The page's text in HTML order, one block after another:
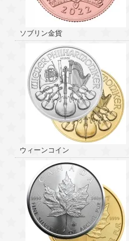
ソブリン金貨
ウィーンコイン